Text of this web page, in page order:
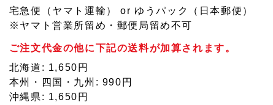
宅急便（ヤマト運輸） or ゆうパック（日本郵便）
※ヤマト営業所留め・郵便局留め不可
ご注文代金の他に下記の送料が加算されます。
北海道: 1,650円
本州・四国・九州: 990円
沖縄県: 1,650円